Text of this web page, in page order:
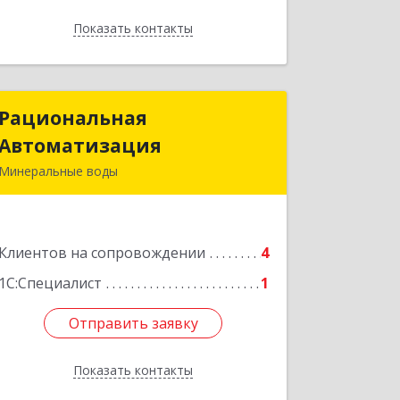
Показать контакты
Назад
Рациональная
Минеральные воды
Клиентов на сопровождении
4
1С:Специалист
1
Отправить заявку
Показать контакты
Рациональная
Автоматизация
домовладение № 9, корпус 1
Отправить заявку
Назад